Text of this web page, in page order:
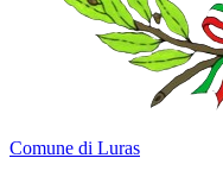
Comune di Luras